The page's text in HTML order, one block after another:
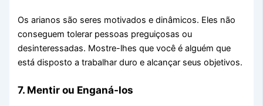
Os arianos são seres motivados e dinâmicos. Eles não
conseguem tolerar pessoas preguiçosas ou
desinteressadas. Mostre-lhes que você é alguém que
está disposto a trabalhar duro e alcançar seus objetivos.
7. Mentir ou Enganá-los